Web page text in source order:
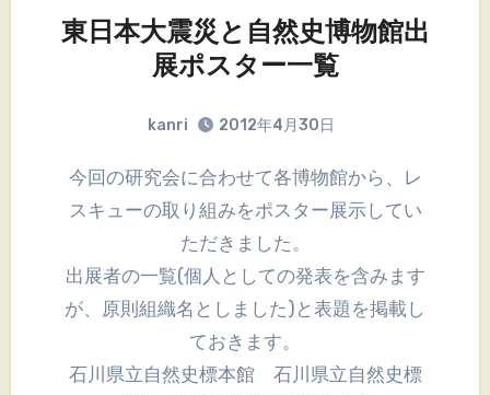
東日本大震災と自然史博物館出
展ポスター一覧
kanri 2012年4月30日
今回の研究会に合わせて各博物館から、レ
スキューの取り組みをポスター展示してい
ただきました。
出展者の一覧(個人としての発表を含みます
が、原則組織名としました)と表題を掲載し
ておきます。
石川県立自然史標本館 石川県立自然史標